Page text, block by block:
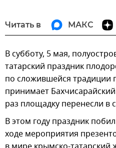
Читать в МАКС
В субботу, 5 мая,
татарский праздник
по сложившейся традиции
принимает
раз площадку перенесли в
В этом году праздник
ходе мероприятия